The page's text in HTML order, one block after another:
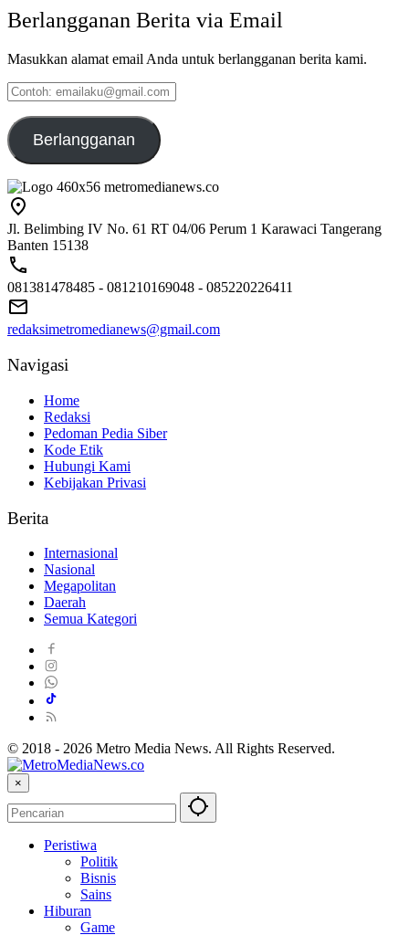
Berlangganan Berita via Email
Masukkan alamat email Anda untuk berlangganan berita kami.
Contoh:
emailaku@gmail.com
Berlangganan
Jl. Belimbing IV No. 61 RT 04/06 Perum 1 Karawaci Tangerang
Banten 15138
081381478485 - 081210169048 - 085220226411
redaksimetromedianews@gmail.com
Navigasi
Home
Redaksi
Pedoman Pedia Siber
Kode Etik
Hubungi Kami
Kebijakan Privasi
Berita
Internasional
Nasional
Megapolitan
Daerah
Semua Kategori
© 2018 - 2026 Metro Media News. All Rights Reserved.
×
Peristiwa
Politik
Bisnis
Sains
Hiburan
Game